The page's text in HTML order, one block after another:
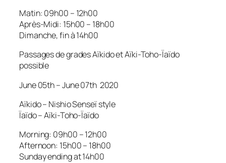
Matin: 09h00 – 12h00
Après-Midi: 15h00 – 18h00
Dimanche, fin à 14h00
Passages de grades Aïkido et Aïki-Toho-Ïaïdo
possible
June 05th – June 07th 2020
Aïkido – Nishio Senseï style
Ïaïdo – Aïki-Toho-Ïaïdo
Morning: 09h00 – 12h00
Afternoon: 15h00 – 18h00
Sunday ending at 14h00